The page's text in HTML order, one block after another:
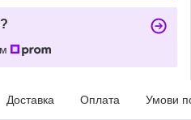
Доставка Оплата Умови